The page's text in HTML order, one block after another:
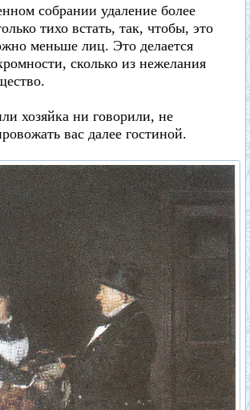
собрании удаление более
тихо встать, так, чтобы, это
меньше лиц. Это делается
сколько из нежелания
хозяйка ни говорили, не
вас далее гостиной.